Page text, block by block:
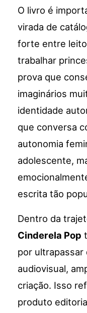
O livro é
virada de
forte entre
trabalhar
prova que
imaginários
identidade
que conversa
autonomia
adolescente,
escrita tão
Dentro da
Cinderela Pop
por ultrapassar
audiovisual,
criação. Isso
produto